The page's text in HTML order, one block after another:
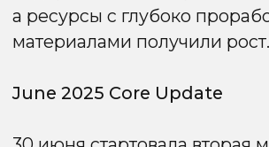
— переоптимизация анкор-листа;
— неестественные ссылочные схемы.
«зачищает» выдачу от манипулятивных
стратегий, продвигая честные